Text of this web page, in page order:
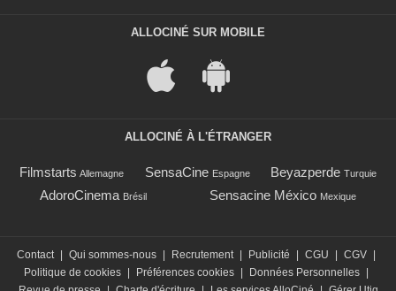
ALLOCINÉ SUR MOBILE
ALLOCINÉ À L'ÉTRANGER
Filmstarts Allemagne SensaCine Espagne Beyazperde Turquie
AdoroCinema Brésil Sensacine México Mexique
Contact | Qui sommes-nous | Recrutement | Publicité | CGU | CGV |
Politique de cookies | Préférences cookies | Données Personnelles |